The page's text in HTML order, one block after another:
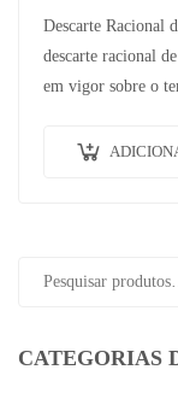
Descarte Racional
descarte racional
em vigor sobre o
CATEGORIAS